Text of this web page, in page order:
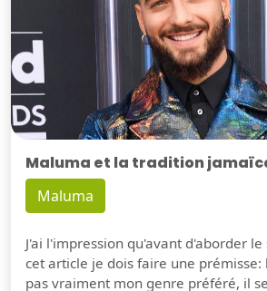
Maluma et la tradition
Maluma
J'ai l'impression qu'avant d'aborder
cet article je dois faire une
pas vraiment mon genre préféré, il